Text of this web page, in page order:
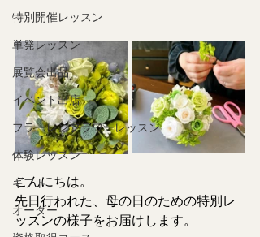
特別開催レッスン
単発レッスン
展覧会出品
イベント出店
フラーレンフラワーレッスン
体験レッスン
ギフト
オーダー
こんにちは。
先日行われた、母の日のための特別レ
ッスンの様子をお届けします。